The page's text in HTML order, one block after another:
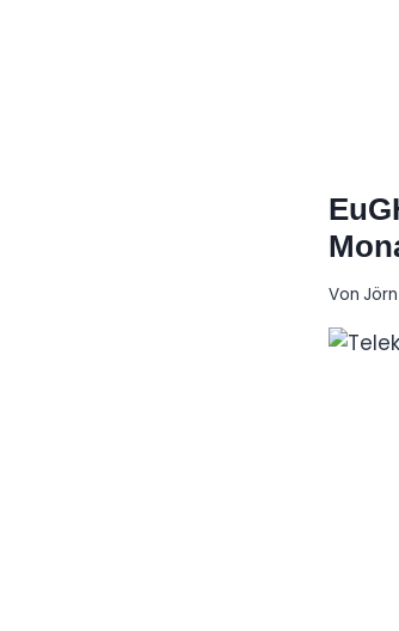
Von